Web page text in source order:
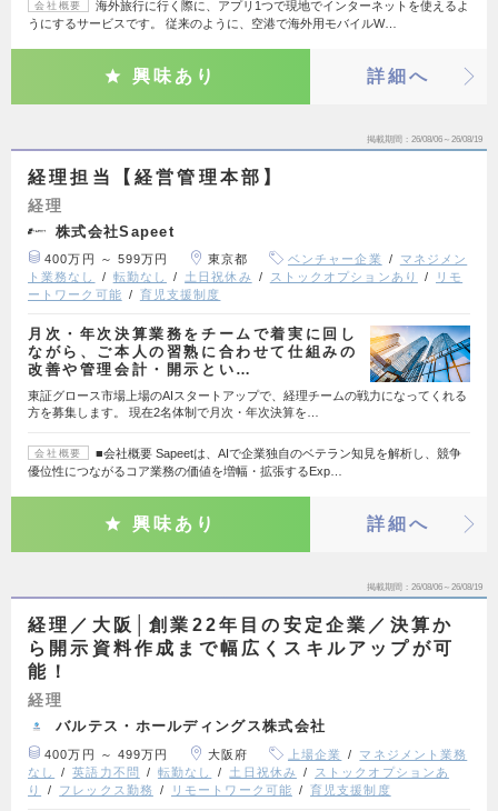
会社概要
海外旅行に行く際に、アプリ1つで現地でインターネットを使えるよ
うにするサービスです。 従来のように、空港で海外用モバイルW…
興味あり 詳細へ
掲載期間 26/08/06～26/08/19
経理担当【経営管理本部】
経理
株式会社Sapeet
400万円 ～ 599万円 東京都 ベンチャー企業
マネジメン
ト業務なし
転勤なし 土日祝休み ストックオプションあり
リモ
ートワーク可能
育児支援制度
月次・年次決算業務をチームで着実に回し
ながら、ご本人の習熟に合わせて仕組みの
改善や管理会計・開示とい…
東証グロース市場上場のAIスタートアップで、経理チームの戦力になってくれる
方を募集します。 現在2名体制で月次・年次決算を…
会社概要
■会社概要 Sapeetは、AIで企業独自のベテラン知見を解析し、競争
優位性につながるコア業務の価値を増幅・拡張するExp…
興味あり 詳細へ
掲載期間 26/08/06～26/08/19
経理／大阪│創業22年目の安定企業／決算か
ら開示資料作成まで幅広くスキルアップが可
能！
経理
バルテス・ホールディングス株式会社
400万円 ～ 499万円 大阪府 上場企業
マネジメント業務
なし
英語力不問 転勤なし 土日祝休み
ストックオプションあ
り
フレックス勤務 リモートワーク可能 育児支援制度